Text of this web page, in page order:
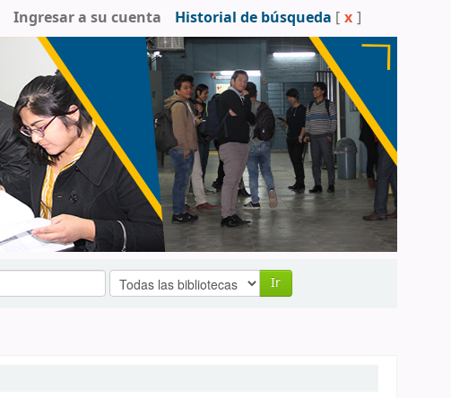
Ingresar a su cuenta Historial de búsqueda [ x ]
Ir